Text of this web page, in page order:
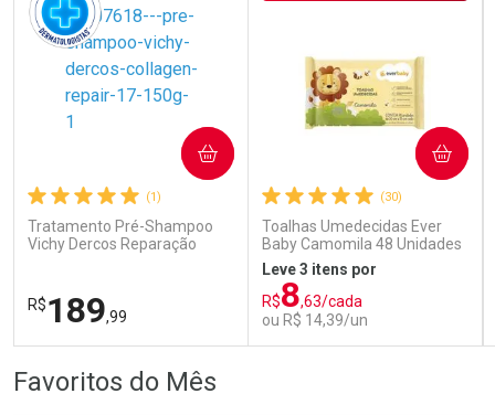
Comprar sem Desconto
Por R$ 80,59/cada
Comprar sem Desconto
Por R$ 80,59/cada
Comprar sem Desconto
Por R$ 407,99/cada
Comprar sem Desconto
Por R$ 407,99/cada
(1)
Tratamento Pré-Shampoo
Vichy Dercos Reparação
R$189,99
COMPRAR
Por Menos
(30)
Toalhas Umedecidas Ever
Baby Camomila 48 Unidades
Leve 3 itens por
R$8,63/cada
ou R$ 14,39/un
COMPRAR
Por Menos
Favoritos do Mês